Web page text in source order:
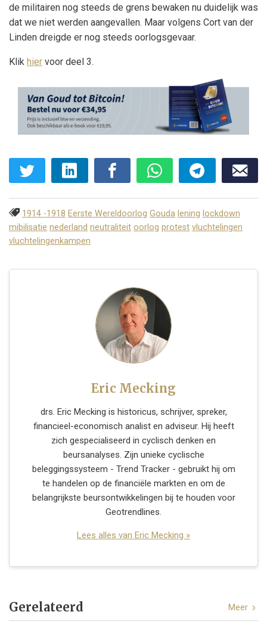
de militairen nog steeds de grens bewaken nu duidelijk was
dat we niet werden aangevallen. Maar volgens Cort van der
Linden dreigde er nog steeds oorlogsgevaar.
Klik hier voor deel 3.
1914 -1918 Eerste Wereldoorlog Gouda lening lockdown
mibilisatie nederland neutraliteit oorlog protest vluchtelingen
vluchtelingenkampen
Eric Mecking
drs. Eric Mecking is historicus, schrijver, spreker,
financieel-economisch analist en adviseur. Hij heeft
zich gespecialiseerd in cyclisch denken en
beursanalyses. Zijn unieke cyclische
beleggingssysteem - Trend Tracker - gebruikt hij om
te handelen op de financiële markten en om de
belangrijkste beursontwikkelingen bij te houden voor
Geotrendlines.
Lees alles van Eric Mecking »
Gerelateerd Meer